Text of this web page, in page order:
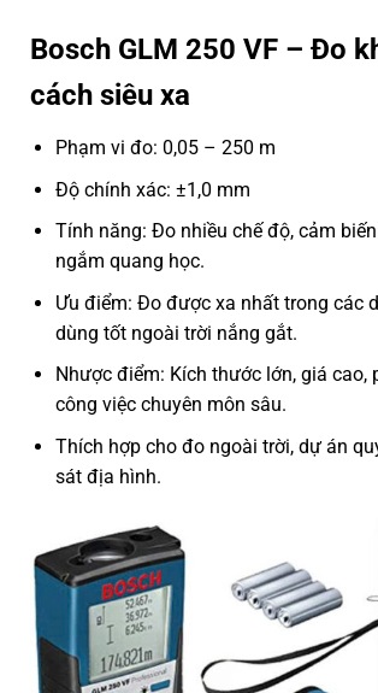
Bosch GLM 250 VF – Đo
cách siêu xa
Phạm vi đo: 0,05 – 250 m
Độ chính xác: ±1,0 mm
Tính năng: Đo nhiều chế độ, cảm
ngắm quang học.
Ưu điểm: Đo được xa nhất trong các
dùng tốt ngoài trời nắng gắt.
Nhược điểm: Kích thước lớn, giá cao,
công việc chuyên môn sâu.
Thích hợp cho đo ngoài trời, dự án
sát địa hình.